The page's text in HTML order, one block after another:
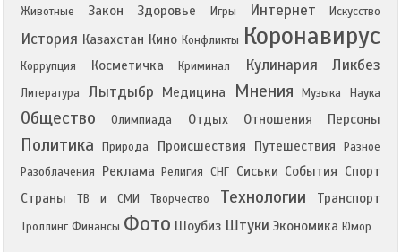
Животные
Закон Здоровье Игры Интернет Искусство
История Казахстан Кино Конфликты Коронавирус
Коррупция Косметичка Криминал Кулинария Ликбез
Литература Лытдыбр Медицина Мнения Музыка Наука
Общество Олимпиада Отдых Отношения Персоны
Политика Природа Происшествия Путешествия
Разное
Разоблачения
Реклама Религия СНГ Сиськи События Спорт
Страны
ТВ и СМИ Творчество Технологии Транспорт
Троллинг Финансы Фото Шоубиз Штуки Экономика Юмор